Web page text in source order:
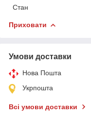
Стан
Приховати
Умови доставки
Нова Пошта
Укрпошта
Всі умови доставки